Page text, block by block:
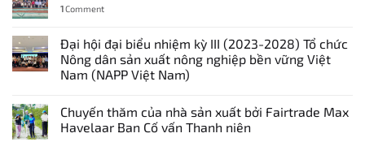
1Comment
Đại hội đại biểu nhiệm kỳ III (2023-2028) Tổ chức
Nông dân sản xuất nông nghiệp bền vững Việt
Nam (NAPP Việt Nam)
Chuyến thăm của nhà sản xuất bởi Fairtrade Max
Havelaar Ban Cố vấn Thanh niên